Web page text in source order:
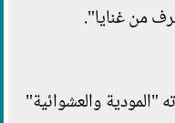
من غنايا".
والعشوائية"